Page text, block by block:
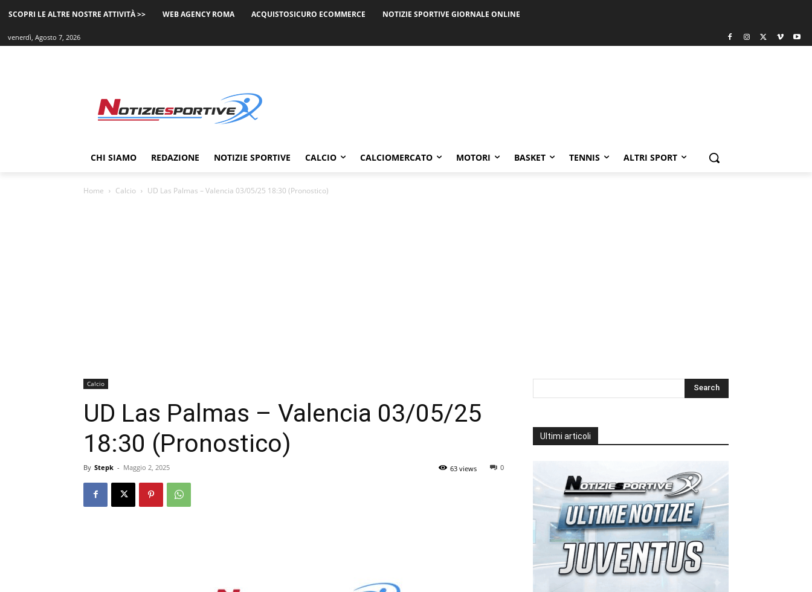
SCOPRI LE ALTRE NOSTRE ATTIVITÀ >> WEB AGENCY ROMA ACQUISTOSICURO ECOMMERCE NOTIZIE SPORTIVE GIORNALE ONLINE
venerdì, Agosto 7, 2026
CHI SIAMO REDAZIONE NOTIZIE SPORTIVE CALCIO CALCIOMERCATO MOTORI BASKET TENNIS ALTRI SPORT
Home Calcio UD Las Palmas – Valencia 03/05/25 18:30 (Pronostico)
Calcio
UD Las Palmas – Valencia 03/05/25
18:30 (Pronostico)
By Stepk - Maggio 2, 2025 0
63 views
Ultimi articoli